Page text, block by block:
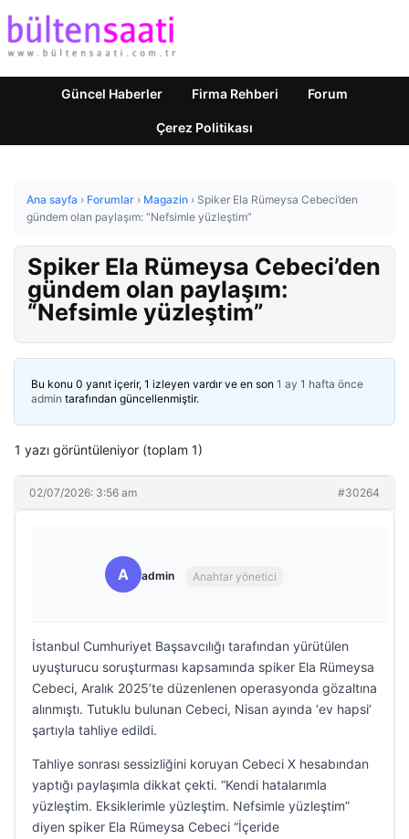
Güncel Haberler Firma Rehberi Forum
Çerez Politikası
Ana sayfa › Forumlar › Magazin › Spiker Ela Rümeysa Cebeci’den
gündem olan paylaşım: “Nefsimle yüzleştim”
Spiker Ela Rümeysa Cebeci’den
gündem olan paylaşım:
“Nefsimle yüzleştim”
Bu konu 0 yanıt içerir, 1 izleyen vardır ve en son 1 ay 1 hafta önce
admin tarafından güncellenmiştir.
1 yazı görüntüleniyor (toplam 1)
02/07/2026: 3:56 am #30264
A admin Anahtar yönetici
İstanbul Cumhuriyet Başsavcılığı tarafından yürütülen
uyuşturucu soruşturması kapsamında spiker Ela Rümeysa
Cebeci, Aralık 2025’te düzenlenen operasyonda gözaltına
alınmıştı. Tutuklu bulunan Cebeci, Nisan ayında ‘ev hapsi’
şartıyla tahliye edildi.
Tahliye sonrası sessizliğini koruyan Cebeci X hesabından
yaptığı paylaşımla dikkat çekti. “Kendi hatalarımla
yüzleştim. Eksiklerimle yüzleştim. Nefsimle yüzleştim”
diyen spiker Ela Rümeysa Cebeci “İçeride